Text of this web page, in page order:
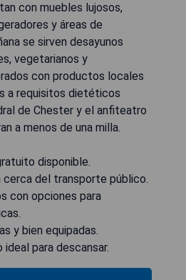
con muebles lujosos,
y áreas de
se sirven desayunos
vegetarianos y
con productos locales
a requisitos dietéticos
de Chester y el anfiteatro
a menos de una milla.
disponible.
cerca del transporte público.
con opciones para
y bien equipadas.
para descansar.